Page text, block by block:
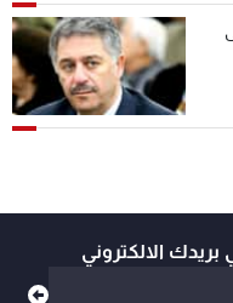
الالكتروني